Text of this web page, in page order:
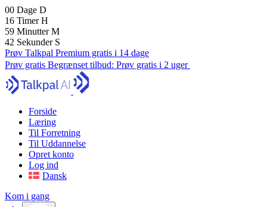
00 Dage D
16 TimerH
59 MinutterM
42 Sekunder S
Prøv Talkpal Premium gratis i 14 dage
Prøv gratis Begrænset tilbud: Prøv gratis i 2 uger
Forside
Læring
Til Forretning
Til Uddannelse
Opret konto
Log ind
Dansk
Kom i gang